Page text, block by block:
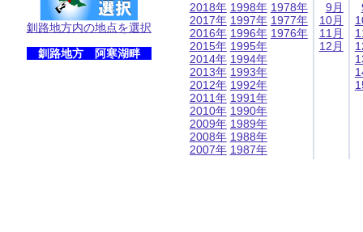
釧路地方内の地点を選択
釧路地方 阿寒湖畔
2018年
2017年
2016年
2015年
2014年
2013年
2012年
2011年
2010年
2009年
2008年
2007年
1998年
1997年
1996年
1995年
1994年
1993年
1992年
1991年
1990年
1989年
1988年
1987年
1978年
1977年
1976年
9月
10月
11月
12月